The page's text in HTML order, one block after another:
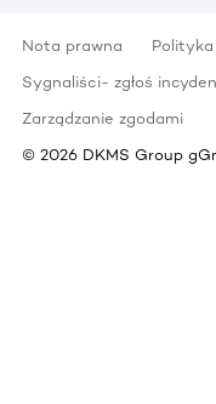
Nota prawna
Sygnaliści- zgłoś
Zarządzanie zgodami
© 2026 DKMS Group